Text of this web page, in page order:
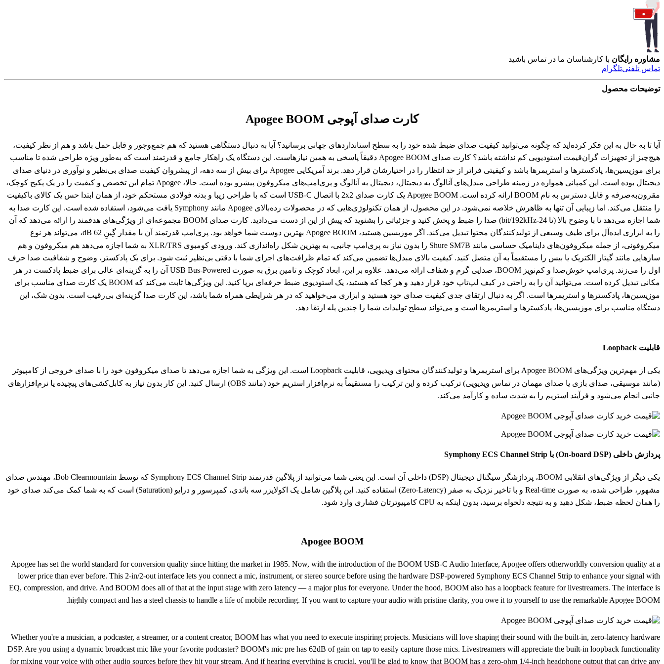
مشاوره رایگان با کارشناسان ما در تماس باشید
تماس تلفنیتلگرام
توضیحات محصول
کارت صدای آپوجی Apogee BOOM
آیا تا به حال به این فکر کرده‌اید که چگونه می‌توانید کیفیت صدای ضبط شده خود را به سطح استانداردهای جهانی برسانید؟ آیا به دنبال دستگاهی هستید که هم جمع‌وجور و قابل حمل باشد و هم از نظر کیفیت،
هیچ‌چیز از تجهیزات گران‌قیمت استودیویی کم نداشته باشد؟ کارت صدای Apogee BOOM دقیقاً پاسخی به همین نیازهاست. این دستگاه یک راهکار جامع و قدرتمند است که به‌طور ویژه طراحی شده تا مناسب
برای موزیسین‌ها، پادکسترها و استریمرها باشد و کیفیتی فراتر از حد انتظار را در اختیارشان قرار دهد. برند آمریکایی Apogee برای بیش از سه دهه، از پیشروان کیفیت صدای بی‌نظیر و نوآوری در دنیای صدای
دیجیتال بوده است. این کمپانی همواره در زمینه طراحی مبدل‌های آنالوگ به دیجیتال، دیجیتال به آنالوگ و پری‌امپ‌های میکروفون پیشرو بوده است. حالا، Apogee تمام این تخصص و کیفیت را در یک پکیج کوچک،
مقرون‌به‌صرفه و قابل دسترس به نام BOOM ارائه کرده است. Apogee BOOM یک کارت صدای 2x2 با اتصال USB-C است که با طراحی زیبا و بدنه‌ فولادی مستحکم خود، از همان ابتدا حس یک کالای باکیفیت
را منتقل می‌کند. اما زیبایی آن تنها به ظاهرش خلاصه نمی‌شود. در این محصول، از همان تکنولوژی‌هایی که در محصولات رده‌بالای Apogee مانند Symphony یافت می‌شود، استفاده شده است. این کارت صدا به
شما اجازه می‌دهد تا با وضوح بالا (تا 24-bit/192kHz) صدا را ضبط و پخش کنید و جزئیاتی را بشنوید که پیش از این از دست می‌دادید. کارت صدای BOOM مجموعه‌ای از ویژگی‌های هدفمند را ارائه می‌دهد که آن
را به ابزاری ایده‌آل برای طیف وسیعی از تولیدکنندگان محتوا تبدیل می‌کند. اگر موزیسین هستید، Apogee BOOM بهترین دوست شما خواهد بود. پری‌امپ قدرتمند آن با مقدار گِینِ 62 dB، می‌تواند هر نوع
میکروفونی، از جمله میکروفون‌های داینامیک حساسی مانند Shure SM7B را بدون نیاز به پری‌امپ جانبی، به بهترین شکل راه‌اندازی کند. ورودی کومبوی XLR/TRS به شما اجازه می‌دهد هم میکروفون و هم
سازهایی مانند گیتار الکتریک یا بیس را مستقیماً به آن متصل کنید. کیفیت بالای مبدل‌ها تضمین می‌کند که تمام ظرافت‌های اجرای شما با دقتی بی‌نظیر ثبت شود. برای یک پادکستر، وضوح و شفافیت صدا حرف
اول را می‌زند. پری‌امپ‌ خوش‌صدا و کم‌نویز BOOM، صدایی گرم و شفاف ارائه می‌دهد. علاوه بر این، ابعاد کوچک و تامین برق به صورت USB Bus-Powered آن را به گزینه‌ای عالی برای ضبط پادکست در هر
مکانی تبدیل کرده است. می‌توانید آن را به راحتی در کیف لپ‌تاپ خود قرار دهید و هر کجا که هستید، یک استودیوی ضبط حرفه‌ای برپا کنید. این ویژگی‌ها ثابت می‌کند که BOOM یک کارت صدای مناسب برای
موزیسین‌ها، پادکسترها و استریمرها است. اگر به دنبال ارتقای جدی کیفیت صدای خود هستید و ابزاری می‌خواهید که در هر شرایطی همراه شما باشد، این کارت صدا گزینه‌ای بی‌رقیب است. بدون شک، این
دستگاه مناسب برای موزیسین‌ها، پادکسترها و استریمرها است و می‌تواند سطح تولیدات شما را چندین پله ارتقا دهد.
قابلیت Loopback
یکی از مهم‌ترین ویژگی‌های Apogee BOOM برای استریمرها و تولیدکنندگان محتوای ویدیویی، قابلیت Loopback است. این ویژگی به شما اجازه می‌دهد تا صدای میکروفون خود را با صدای خروجی از کامپیوتر
(مانند موسیقی، صدای بازی یا صدای مهمان در تماس ویدیویی) ترکیب کرده و این ترکیب را مستقیماً به نرم‌افزار استریم خود (مانند OBS) ارسال کنید. این کار بدون نیاز به کابل‌کشی‌های پیچیده یا نرم‌افزارهای
جانبی انجام می‌شود و فرآیند استریم را به شدت ساده و کارآمد می‌کند.
پردازش داخلی (On-board DSP) با Symphony ECS Channel Strip
یکی دیگر از ویژگی‌های انقلابی BOOM، پردازشگر سیگنال دیجیتال (DSP) داخلی آن است. این یعنی شما می‌توانید از پلاگین قدرتمند Symphony ECS Channel Strip که توسط Bob Clearmountain، مهندس صدای
مشهور، طراحی شده، به صورت Real-time و با تاخیر نزدیک به صفر (Zero-Latency) استفاده کنید. این پلاگین شامل یک اکولایزر سه باندی، کمپرسور و درایو (Saturation) است که به شما کمک می‌کند صدای خود
را همان لحظه ضبط، شکل دهید و به نتیجه دلخواه برسید، بدون اینکه به CPU کامپیوترتان فشاری وارد شود.
Apogee BOOM
Apogee has set the world standard for conversion quality since hitting the market in 1985. Now, with the introduction of the BOOM USB-C Audio Interface, Apogee offers otherworldly conversion quality at a
lower price than ever before. This 2-in/2-out interface lets you connect a mic, instrument, or stereo source before using the hardware DSP-powered Symphony ECS Channel Strip to enhance your signal with
EQ, compression, and drive. And BOOM does all of that at the input stage with zero latency — a major plus for everyone. Under the hood, BOOM also has a loopback feature for livestreamers. The interface is
highly compact and has a steel chassis to handle a life of mobile recording. If you want to capture your audio with pristine clarity, you owe it to yourself to use the remarkable Apogee BOOM.
Whether you're a musician, a podcaster, a streamer, or a content creator, BOOM has what you need to execute inspiring projects. Musicians will love shaping their sound with the built-in, zero-latency hardware
DSP. Are you using a dynamic broadcast mic like your favorite podcaster? BOOM's mic pre has 62dB of gain on tap to easily capture those mics. Livestreamers will appreciate the built-in loopback functionality
for mixing your voice with other audio sources before they hit your stream. And if hearing everything is crucial, you'll be glad to know that BOOM has a zero-ohm 1/4-inch headphone output that can drive any